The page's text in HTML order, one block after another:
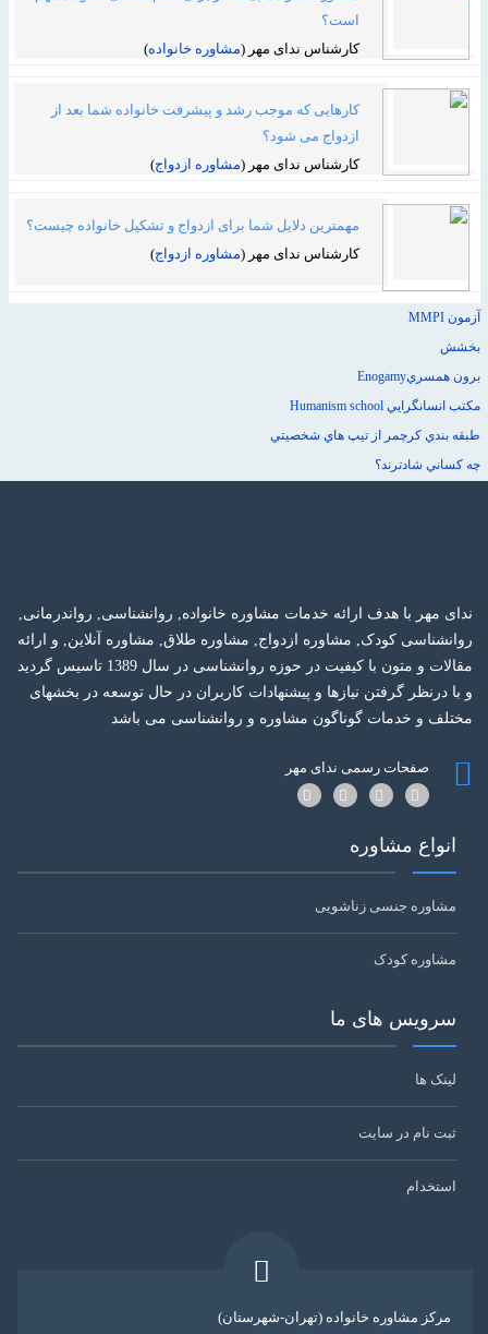
است؟
کارشناس ندای مهر (مشاوره خانواده)
کارهایی که موجب رشد و پیشرفت خانواده شما بعد از
ازدواج می شود؟
کارشناس ندای مهر (مشاوره ازدواج)
مهمترین دلایل شما برای ازدواج و تشکیل خانواده چیست؟
کارشناس ندای مهر (مشاوره ازدواج)
آزمون MMPI
بخشش
برون همسريEnogamy
مكتب انسانگرايي Humanism school
طبقه بندي كرچمر از تيپ هاي شخصيتي
چه كساني شادترند؟
ندای مهر با هدف ارائه خدمات مشاوره خانواده, روانشناسی, رواندرمانی,
روانشناسی کودک, مشاوره ازدواج, مشاوره طلاق, مشاوره آنلاین, و ارائه
مقالات و متون با کیفیت در حوزه روانشناسی در سال 1389 تاسیس گردید
و با درنظر گرفتن نیازها و پیشنهادات کاربران در حال توسعه در بخشهای
مختلف و خدمات گوناگون مشاوره و روانشناسی می باشد
صفحات رسمی ندای مهر
انواع مشاوره
مشاوره جنسی زناشویی
مشاوره کودک
سرویس های ما
لینک ها
ثبت نام در سایت
استخدام
مرکز مشاوره خانواده (تهران-شهرستان)